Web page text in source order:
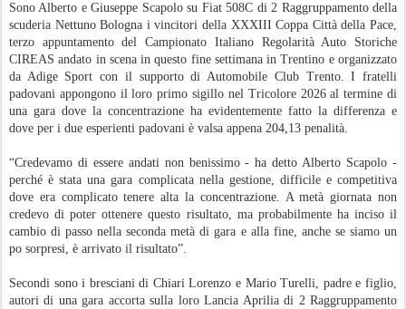
Sono Alberto e Giuseppe Scapolo su Fiat 508C di 2 Raggruppamento della
scuderia Nettuno Bologna i vincitori della XXXIII Coppa Città della Pace,
terzo appuntamento del Campionato Italiano Regolarità Auto Storiche
CIREAS andato in scena in questo fine settimana in Trentino e organizzato
da Adige Sport con il supporto di Automobile Club Trento. I fratelli
padovani appongono il loro primo sigillo nel Tricolore 2026 al termine di
una gara dove la concentrazione ha evidentemente fatto la differenza e
dove per i due esperienti padovani è valsa appena 204,13 penalità.
“Credevamo di essere andati non benissimo - ha detto Alberto Scapolo -
perché è stata una gara complicata nella gestione, difficile e competitiva
dove era complicato tenere alta la concentrazione. A metà giornata non
credevo di poter ottenere questo risultato, ma probabilmente ha inciso il
cambio di passo nella seconda metà di gara e alla fine, anche se siamo un
po sorpresi, è arrivato il risultato”.
Secondi sono i bresciani di Chiari Lorenzo e Mario Turelli, padre e figlio,
autori di una gara accorta sulla loro Lancia Aprilia di 2 Raggruppamento